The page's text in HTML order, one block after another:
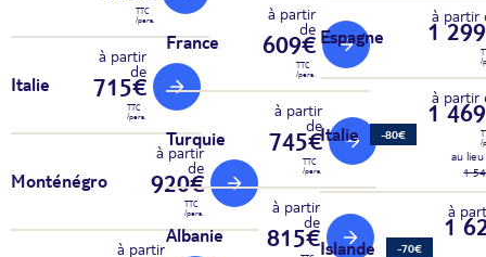
TTC
/pers.
Italie
à partir
de
715€
TTC
/pers.
Monténégro
à partir
de
920€
TTC
/pers.
à partir
France
à partir
de
609€
TTC
/pers.
Turquie
à partir
de
745€
TTC
/pers.
Albanie
à partir
de
815€
Espagne
à partir
1
/
Italie -80€
à partir
1
/
au
1
Islande -70€
à
1